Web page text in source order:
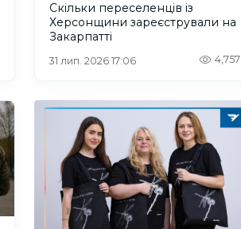
Скільки переселенців із
Херсонщини зареєстрували на
Закарпатті
31 лип. 2026 17:06 4,757